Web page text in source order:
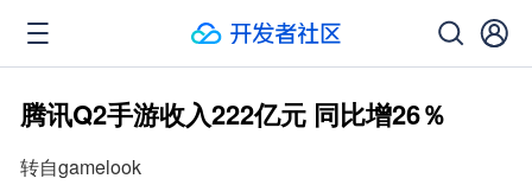
腾讯Q2手游收入222亿元 同比增26％
转自gamelook